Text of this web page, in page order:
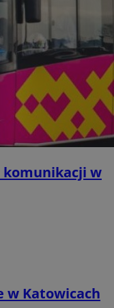
komunikacji w
w Katowicach